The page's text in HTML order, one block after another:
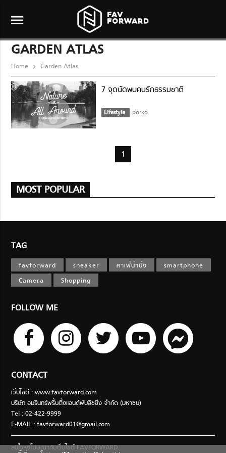
menu
GARDEN ATLAS
Home Garden Atlas
7 จุดนัดพบคนรักธรรมชาติ
Lifestyle porko
1
MOST POPULAR
TAG
favforward sneaker คาเฟ่น่านั่ง
smartphone
Camera
Shopping
FOLLOW ME
CONTACT
เว็บไซต์ : www.favforward.com
บริษัท อมรินทร์พริ้นติ้งแอนด์พับลิชชิ่ง จำกัด (มหาชน)
Tel : 02-422-9999
E-MAIL :favforward01@gmail.com
สนใจลงโฆษณากับเว็บไซต์ FAVFORWARD